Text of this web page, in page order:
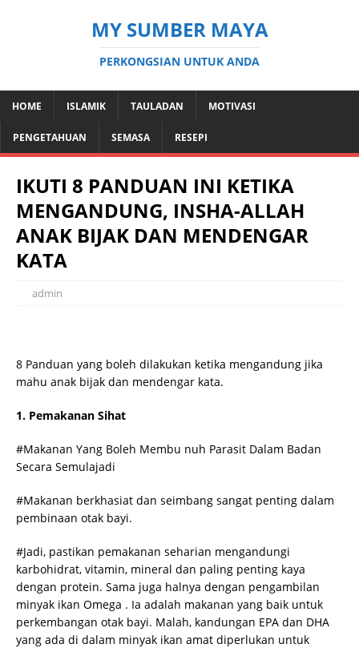
MY SUMBER MAYA
PERKONGSIAN UNTUK ANDA
HOME ISLAMIK TAULADAN MOTIVASI
PENGETAHUAN SEMASA RESEPI
IKUTI 8 PANDUAN INI KETIKA
MENGANDUNG, INSHA-ALLAH
ANAK BIJAK DAN MENDENGAR
KATA
admin
8 Panduan yang boleh dilakukan ketika mengandung jika
mahu anak bijak dan mendengar kata.
1. Pemakanan Sihat
#Makanan Yang Boleh Membu nuh Parasit Dalam Badan
Secara Semulajadi
#Makanan berkhasiat dan seimbang sangat penting dalam
pembinaan otak bayi.
#Jadi, pastikan pemakanan seharian mengandungi
karbohidrat, vitamin, mineral dan paling penting kaya
dengan protein. Sama juga halnya dengan pengambilan
minyak ikan Omega . Ia adalah makanan yang baik untuk
perkembangan otak bayi. Malah, kandungan EPA dan DHA
yang ada di dalam minyak ikan amat diperlukan untuk